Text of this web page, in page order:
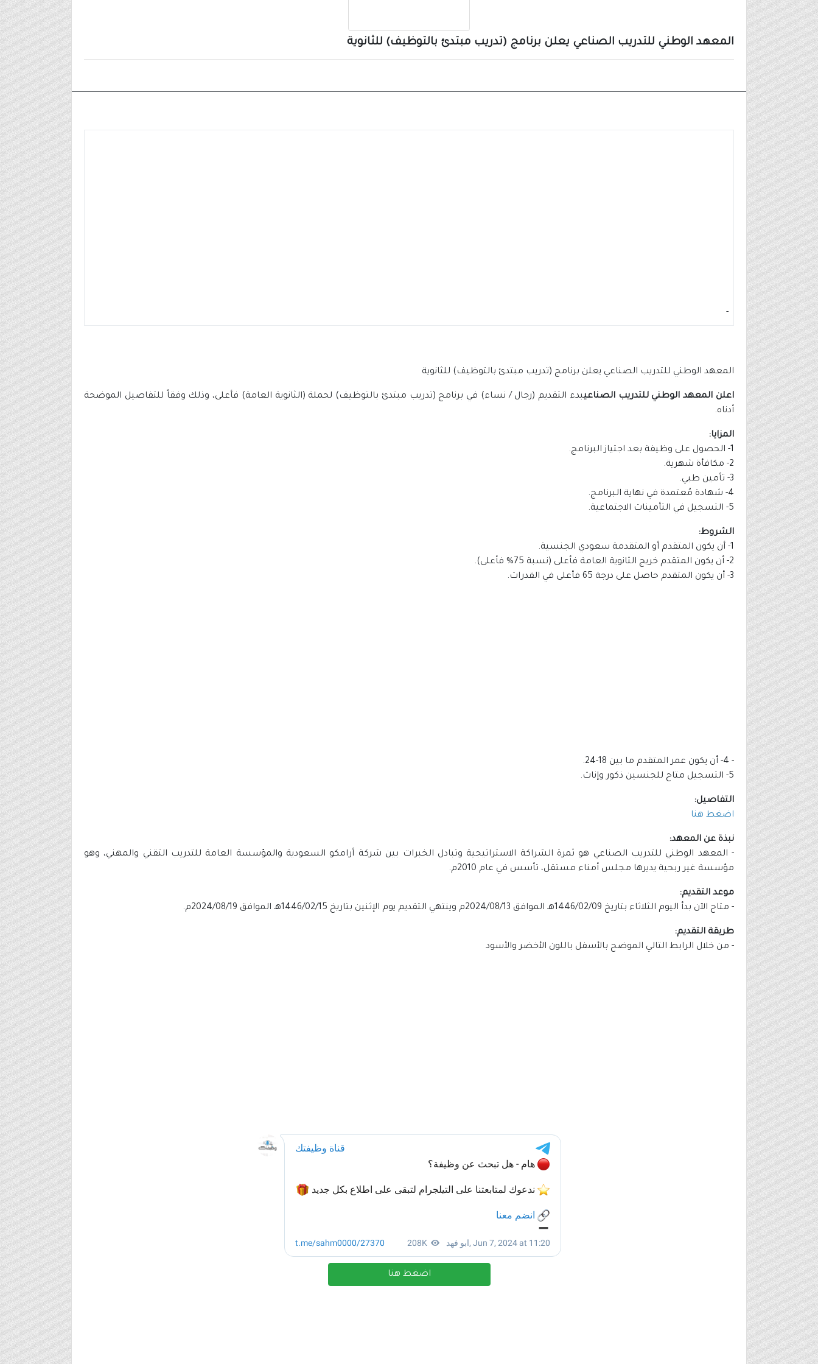
المعهد الوطني للتدريب الصناعي يعلن برنامج (تدريب مبتدئ بالتوظيف) للثانوية
-
المعهد الوطني للتدريب الصناعي يعلن برنامج (تدريب مبتدئ بالتوظيف) للثانوية
اعلن المعهد الوطني للتدريب الصناعيبدء التقديم (رجال / نساء) في برنامج (تدريب مبتدئ بالتوظيف) لحملة (الثانوية العامة) فأعلى، وذلك وفقاً للتفاصيل الموضحة
أدناه.
المزايا:
1- الحصول على وظيفة بعد اجتياز البرنامج.
2- مكافأة شهرية.
3- تأمين طبي.
4- شهادة مُعتمدة في نهاية البرنامج.
5- التسجيل في التأمينات الاجتماعية.
الشروط:
1- أن يكون المتقدم أو المتقدمة سعودي الجنسية.
2- أن يكون المتقدم خريج الثانوية العامة فأعلى (نسبة 75% فأعلى).
3- أن يكون المتقدم حاصل على درجة 65 فأعلى في القدرات.
- 4- أن يكون عمر المتقدم ما بين 18-24.
5- التسجيل متاح للجنسين ذكور وإناث.
التفاصيل:
اضغط هنا
نبذة عن المعهد:
- ​المعهد الوطني للتدريب الصناعي هو ثمرة الشراكة الاستراتيجية وتبادل الخبرات بين شركة أرامكو السعودية والمؤسسة العامة للتدريب التقني والمهني، وهو
مؤسسة غير ربحية يديرها مجلس أمناء مستقل، تأسس في عام 2010م.
موعد التقديم:
- متاح الآن بدأ اليوم الثلاثاء بتاريخ 1446/02/09هـ الموافق 2024/08/13م وينتهي التقديم يوم الإثنين بتاريخ 1446/02/15هـ الموافق 2024/08/19م.
طريقة التقديم:
- من خلال الرابط التالي الموضح بالأسفل باللون الأخضر والأسود
اضغط هنا